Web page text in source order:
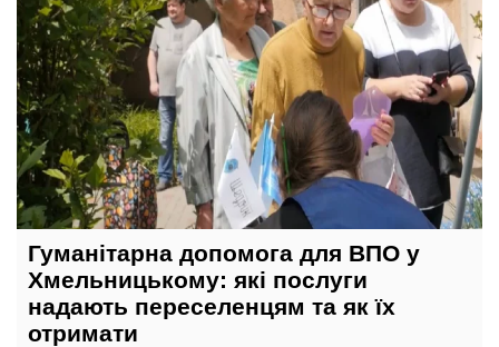
Гуманітарна допомога для ВПО у
Хмельницькому: які послуги
надають переселенцям та як їх
отримати